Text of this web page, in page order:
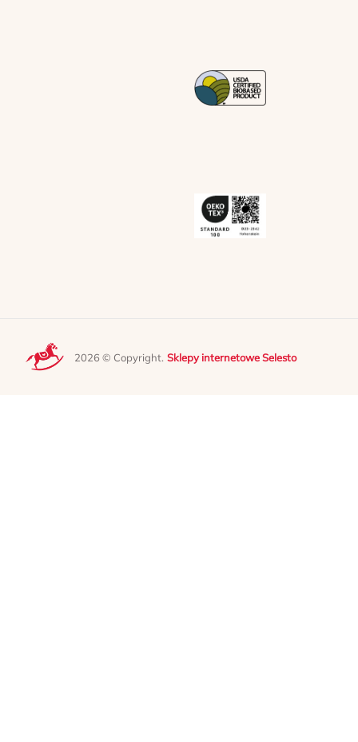
2026 © Copyright. Sklepy internetowe Selesto